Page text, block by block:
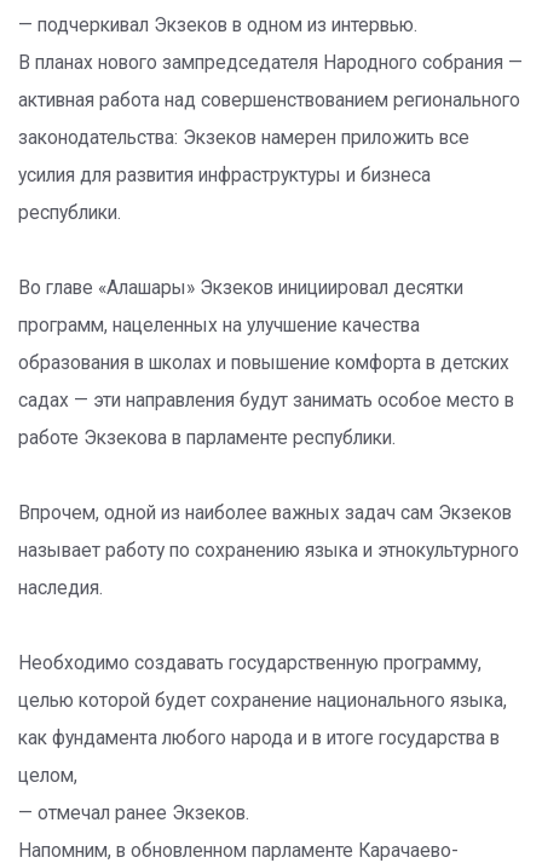
— подчеркивал Экзеков в одном из интервью.
В планах нового зампредседателя Народного собрания —
активная работа над совершенствованием регионального
законодательства: Экзеков намерен приложить все
усилия для развития инфраструктуры и бизнеса
республики.
Во главе «Алашары» Экзеков инициировал десятки
программ, нацеленных на улучшение качества
образования в школах и повышение комфорта в детских
садах — эти направления будут занимать особое место в
работе Экзекова в парламенте республики.
Впрочем, одной из наиболее важных задач сам Экзеков
называет работу по сохранению языка и этнокультурного
наследия.
Необходимо создавать государственную программу,
целью которой будет сохранение национального языка,
как фундамента любого народа и в итоге государства в
целом,
— отмечал ранее Экзеков.
Напомним, в обновленном парламенте Карачаево-